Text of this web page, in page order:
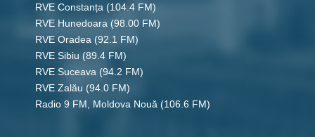
RVE Constanța (104.4 FM)
RVE Hunedoara (98.00 FM)
RVE Oradea (92.1 FM)
RVE Sibiu (89.4 FM)
RVE Suceava (94.2 FM)
RVE Zalău (94.0 FM)
Radio 9 FM, Moldova Nouă (106.6 FM)